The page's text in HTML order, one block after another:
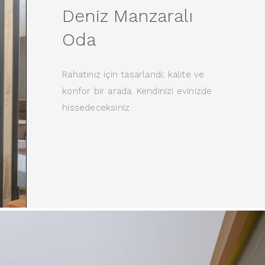
Deniz Manzaralı
Oda
Rahatınız için tasarlandı; kalite ve
konfor bir arada. Kendinizi evinizde
hissedeceksiniz.